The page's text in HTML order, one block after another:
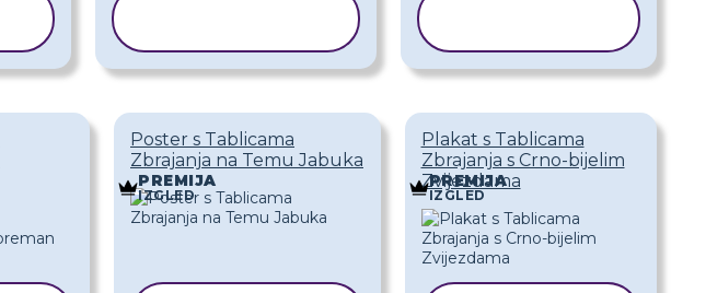
Poster s Tablicama
Zbrajanja na Temu Jabuka
PREMIJA
IZGLED
Plakat s Tablicama
Zbrajanja s Crno-bijelim
Zvijezdama
PREMIJA
IZGLED